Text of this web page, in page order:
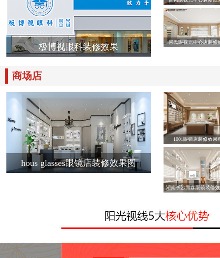
极博视眼科装修效果 何氏眼视光中心店装修
商场店
hous glasses眼镜店装修效果图
1001眼镜店装修效果
湖南长沙青森眼镜装修